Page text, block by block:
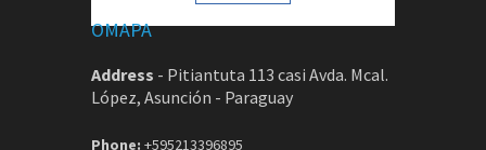
OMAPA
Address - Pitiantuta 113 casi Avda. Mcal.
López, Asunción - Paraguay
Phone: +595213396895